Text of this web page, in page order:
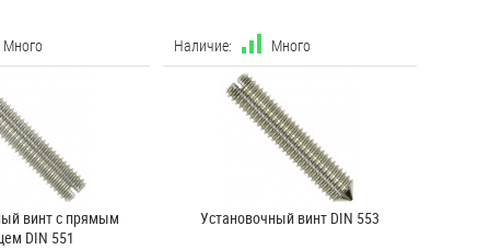
Много
винт с прямым
DIN 551
Наличие: Много
Установочный винт DIN 553
Винт с потайной головкой DIN 965DIN 914 - Винт установочный с